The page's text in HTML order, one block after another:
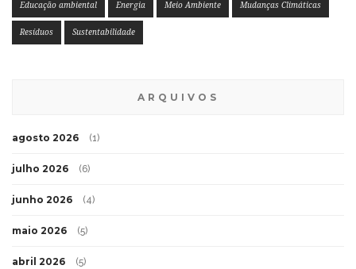
Educação ambiental Energia Meio Ambiente Mudanças Climáticas
Resíduos Sustentabilidade
ARQUIVOS
agosto 2026 (1)
julho 2026 (6)
junho 2026 (4)
maio 2026 (5)
abril 2026 (5)